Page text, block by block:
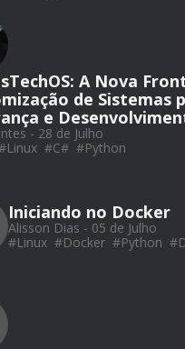
A Nova
de Sistemas
e
- 28 de Julho
Linux #C# #Python
Iniciando no Docker
Alisson Dias - 05 de Julho
#Linux #Docker #Python #